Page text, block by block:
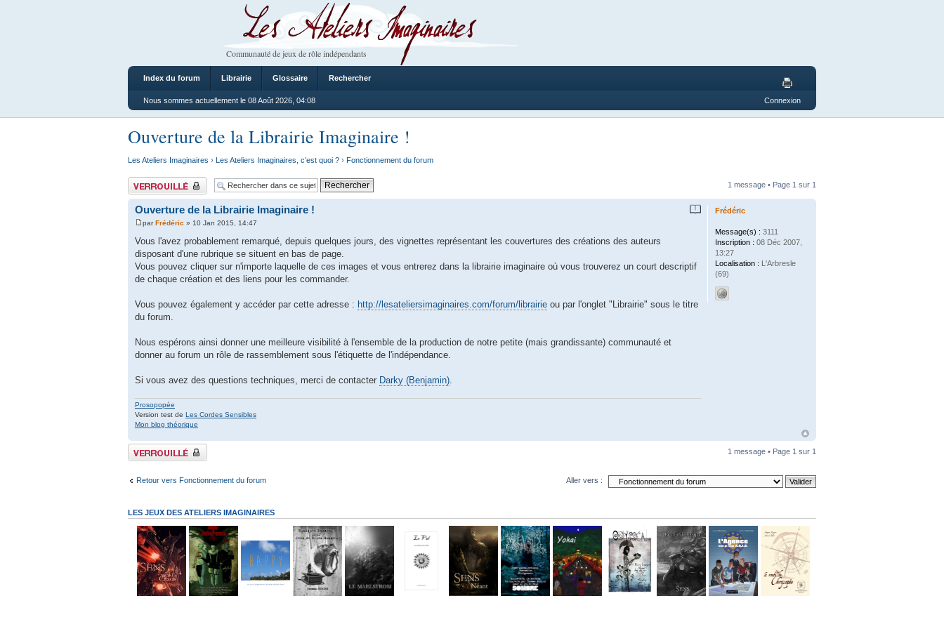
Les Ateliers Imaginaires
Communauté de jeux de rôle indépendants
Index du forum Librairie Glossaire Rechercher
Nous sommes actuellement le 08 Août 2026, 04:08 Connexion
Ouverture de la Librairie Imaginaire !
Les Ateliers Imaginaires › Les Ateliers Imaginaires, c’est quoi ? › Fonctionnement du forum
Sujet verrouillé 1 message • Page 1 sur 1
Ouverture de la Librairie Imaginaire !
parFrédéric » 10 Jan 2015, 14:47
Vous l'avez probablement remarqué, depuis quelques jours, des vignettes représentant les couvertures des créations des auteurs
disposant d'une rubrique se situent en bas de page.
Vous pouvez cliquer sur n'importe laquelle de ces images et vous entrerez dans la librairie imaginaire où vous trouverez un court descriptif
de chaque création et des liens pour les commander.
Vous pouvez également y accéder par cette adresse : http://lesateliersimaginaires.com/forum/librairie ou par l'onglet "Librairie" sous le titre
du forum.
Nous espérons ainsi donner une meilleure visibilité à l'ensemble de la production de notre petite (mais grandissante) communauté et
donner au forum un rôle de rassemblement sous l'étiquette de l'indépendance.
Si vous avez des questions techniques, merci de contacter Darky (Benjamin).
Prosopopée
Version test de Les Cordes Sensibles
Mon blog théorique
Frédéric
Message(s) : 3111
Inscription : 08 Déc 2007,
13:27
Localisation : L'Arbresle
(69)
Sujet verrouillé 1 message • Page 1 sur 1
Retour vers Fonctionnement du forum Aller vers :
LES JEUX DES ATELIERS IMAGINAIRES